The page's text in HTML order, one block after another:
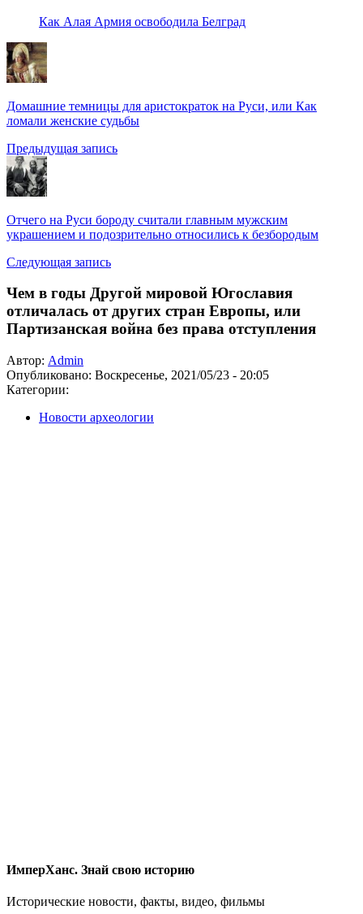
Как Алая Армия освободила Белград
Домашние темницы для аристократок на Руси, или Как
ломали женские судьбы
Предыдущая запись
Отчего на Руси бороду считали главным мужским
украшением и подозрительно относились к безбородым
Следующая запись
Чем в годы Другой мировой Югославия
отличалась от других стран Европы, или
Партизанская война без права отступления
Автор: Admin
Опубликовано: Воскресенье, 2021/05/23 - 20:05
Категории:
Новости археологии
ИмперХанс. Знай свою историю
Исторические новости, факты, видео, фильмы